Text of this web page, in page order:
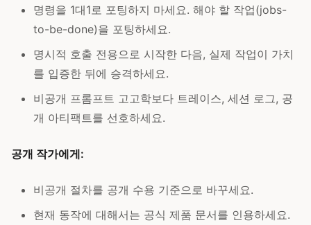
명령을 1대1로 포팅하지 마세요. 해야 할 작업(jobs-
to-be-done)을 포팅하세요.
명시적 호출 전용으로 시작한 다음, 실제 작업이 가치
를 입증한 뒤에 승격하세요.
비공개 프롬프트 고고학보다 트레이스, 세션 로그, 공
개 아티팩트를 선호하세요.
공개 작가에게:
비공개 절차를 공개 수용 기준으로 바꾸세요.
현재 동작에 대해서는 공식 제품 문서를 인용하세요.